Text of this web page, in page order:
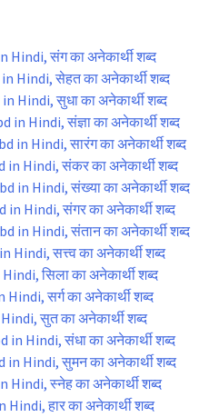
संग का अनेकार्थी शब्द
Hindi, सेहत का अनेकार्थी शब्द
Hindi, सुधा का अनेकार्थी शब्द
Hindi, संज्ञा का अनेकार्थी शब्द
in Hindi, सारंग का अनेकार्थी शब्द
Hindi, संकर का अनेकार्थी शब्द
in Hindi, संख्या का अनेकार्थी शब्द
Hindi, संगर का अनेकार्थी शब्द
in Hindi, संतान का अनेकार्थी शब्द
सत्त्व का अनेकार्थी शब्द
सिला का अनेकार्थी शब्द
सर्ग का अनेकार्थी शब्द
सुत का अनेकार्थी शब्द
Hindi, संधा का अनेकार्थी शब्द
Hindi, सुमन का अनेकार्थी शब्द
स्नेह का अनेकार्थी शब्द
हार का अनेकार्थी शब्द